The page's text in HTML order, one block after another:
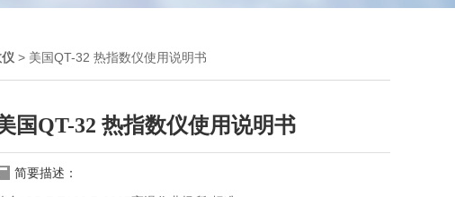
> 美国QT-32 热指数仪使用说明书
国QT-32 热指数仪使用说明书
简要描述：